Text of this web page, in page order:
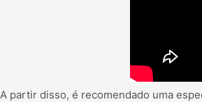
A partir disso, é recomendado uma